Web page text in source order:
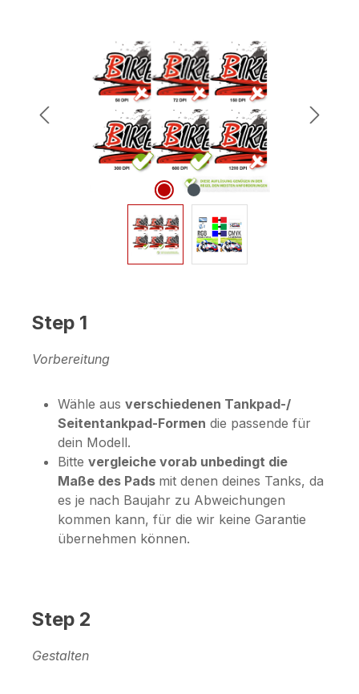
Step 1
Vorbereitung
Wähle aus verschiedenen Tankpad-/
Seitentankpad-Formen die passende für
dein Modell.
Bitte vergleiche vorab unbedingt die
Maße des Pads mit denen deines Tanks, da
es je nach Baujahr zu Abweichungen
kommen kann, für die wir keine Garantie
übernehmen können.
Step 2
Gestalten